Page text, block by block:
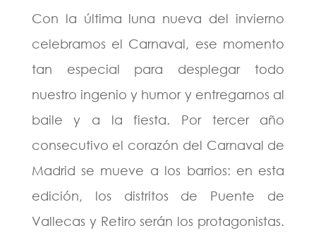
Con la última luna nueva del invierno
celebramos el Carnaval, ese momento
tan especial para desplegar todo
nuestro ingenio y humor y entregarnos al
baile y a la fiesta. Por tercer año
consecutivo el corazón del Carnaval de
Madrid se mueve a los barrios: en esta
edición, los distritos de Puente de
Vallecas y Retiro serán los protagonistas.